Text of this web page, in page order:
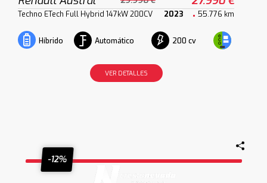
Techno ETech Full Hybrid 147kW 200CV 2023 55.776 km
Híbrido Automático 200 cv
VER DETALLES
-12%